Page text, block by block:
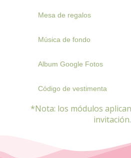
Mesa de regalos
Música de fondo
Album Google Fotos
Código de vestimenta
*Nota: los módulos
invitación.